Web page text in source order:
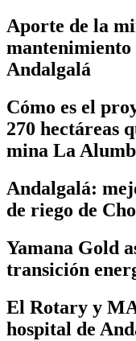
Aporte de la
mantenimiento
Andalgalá
Cómo es el
270 hectáreas
mina La
Andalgalá:
de riego de
Yamana Gold
transición
El Rotary y
hospital de